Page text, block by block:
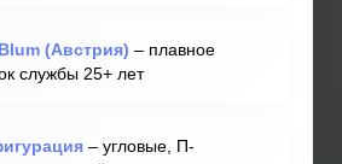
(Австрия) – плавное
службы 25+ лет
– угловые, П-